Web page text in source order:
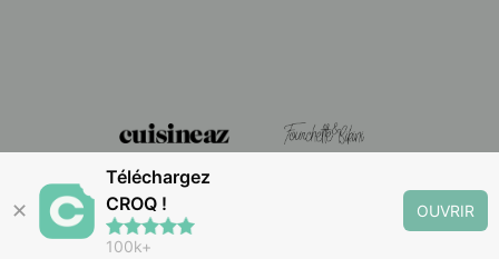
✕
Téléchargez
CROQ !
100k+
OUVRIR